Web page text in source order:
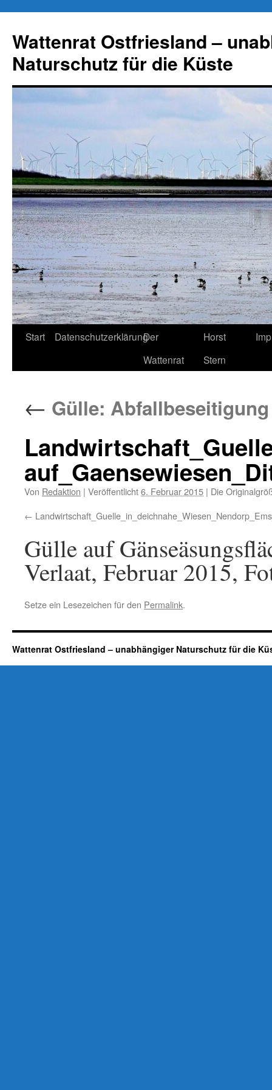
springen
Wattenrat Ostfriesland –
Naturschutz für die Küste
Start DatenschutzerklärungDer
Wattenrat
Horst
Stern
← Gülle:
Von Redaktion | Veröffentlicht6. Februar 2015 | Die
Gülle auf
Verlaat, Februar 2015,
Setze ein Lesezeichen für den Permalink.
Wattenrat Ostfriesland – unabhängiger Naturschutz für die